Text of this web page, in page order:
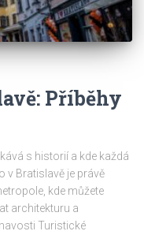
Příběhy
s historií a kde každá
v Bratislavě je právě
kde můžete
architekturu a
Turistické